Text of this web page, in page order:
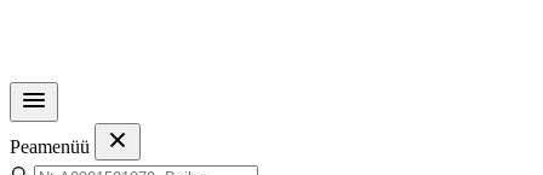
Peamenüü